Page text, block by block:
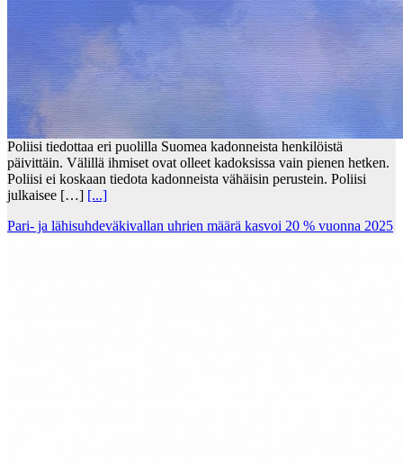
Poliisi tiedottaa eri puolilla Suomea kadonneista henkilöistä
päivittäin. Välillä ihmiset ovat olleet kadoksissa vain pienen hetken.
Poliisi ei koskaan tiedota kadonneista vähäisin perustein. Poliisi
julkaisee […] [...]
Pari- ja lähisuhdeväkivallan uhrien määrä kasvoi 20 % vuonna 2025